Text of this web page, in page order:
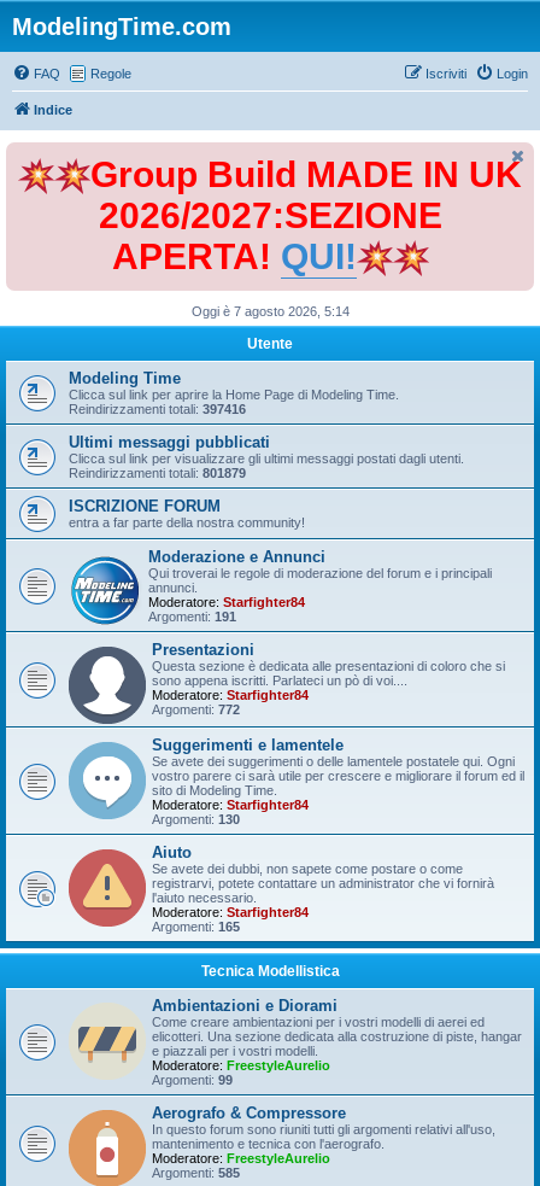
ModelingTime.com
FAQ Regole Login
Iscriviti
Indice
Group Build MADE IN UK
2026/2027:SEZIONE
APERTA! QUI!
Oggi è 7 agosto 2026, 5:14
Utente
Modeling Time
Clicca sul link per aprire la Home Page di Modeling Time.
Reindirizzamenti totali: 397416
Ultimi messaggi pubblicati
Clicca sul link per visualizzare gli ultimi messaggi postati dagli utenti.
Reindirizzamenti totali: 801879
ISCRIZIONE FORUM
entra a far parte della nostra community!
Moderazione e Annunci
Qui troverai le regole di moderazione del forum e i principali
annunci.
Moderatore: Starfighter84
Argomenti: 191
Presentazioni
Questa sezione è dedicata alle presentazioni di coloro che si
sono appena iscritti. Parlateci un pò di voi....
Moderatore: Starfighter84
Argomenti: 772
Suggerimenti e lamentele
Se avete dei suggerimenti o delle lamentele postatele qui. Ogni
vostro parere ci sarà utile per crescere e migliorare il forum ed il
sito di Modeling Time.
Moderatore: Starfighter84
Argomenti: 130
Aiuto
Se avete dei dubbi, non sapete come postare o come
registrarvi, potete contattare un administrator che vi fornirà
l'aiuto necessario.
Moderatore: Starfighter84
Argomenti: 165
Tecnica Modellistica
Ambientazioni e Diorami
Come creare ambientazioni per i vostri modelli di aerei ed
elicotteri. Una sezione dedicata alla costruzione di piste, hangar
e piazzali per i vostri modelli.
Moderatore: FreestyleAurelio
Argomenti: 99
Aerografo & Compressore
In questo forum sono riuniti tutti gli argomenti relativi all'uso,
mantenimento e tecnica con l'aerografo.
Moderatore: FreestyleAurelio
Argomenti: 585